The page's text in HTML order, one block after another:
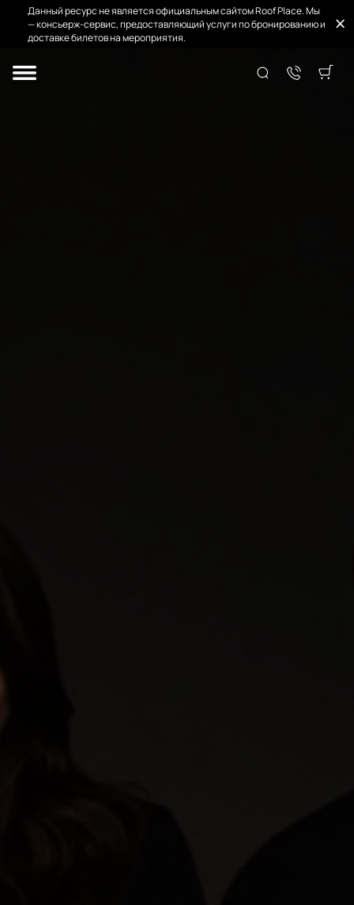
Данный ресурс не является официальным сайтом Roof Place. Мы
— консьерж-сервис, предоставляющий услуги по бронированию и
доставке билетов на мероприятия.